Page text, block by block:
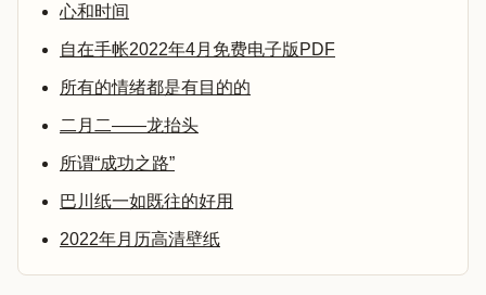
心和时间
自在手帐2022年4月免费电子版PDF
所有的情绪都是有目的的
二月二——龙抬头
所谓“成功之路”
巴川纸一如既往的好用
2022年月历高清壁纸